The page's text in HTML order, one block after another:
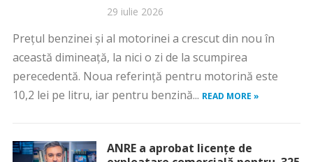
29 iulie 2026
Prețul benzinei și al motorinei a crescut din nou în
această dimineață, la nici o zi de la scumpirea
perecedentă. Noua referință pentru motorină este
10,2 lei pe litru, iar pentru benzină... READ MORE »
ANRE a aprobat licențe de